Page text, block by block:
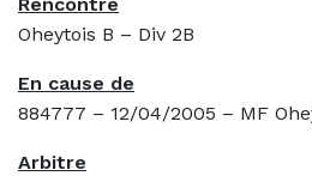
Oheytois B – Div 2B
En cause de :
884777 – 12/04/2005 – MF
Arbitre :